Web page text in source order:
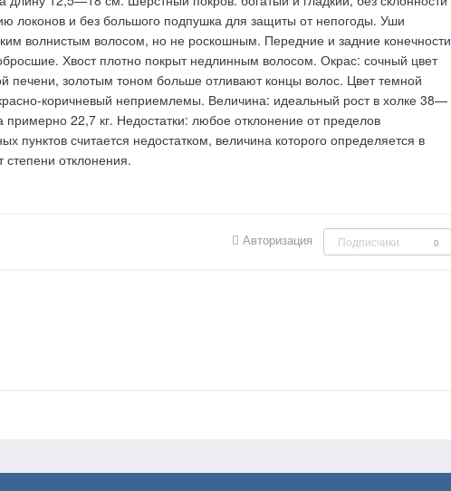
локонов и без большого подпушка для защиты от непогоды. Уши
волнистым волосом, но не роскошным. Передние и задние конечности
Хвост плотно покрыт недлинным волосом. Окрас: сочный цвет
печени, золотым тоном больше отливают концы волос. Цвет темной
коричневый неприемлемы. Величина: идеальный рост в холке 38—
22,7 кг. Недостатки: любое отклонение от пределов
пунктов считается недостатком, величина которого определяется в
степени отклонения.
Авторизация Подписчики 0